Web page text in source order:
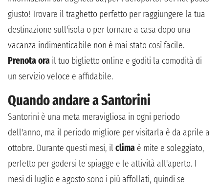
giusto! Trovare il traghetto perfetto per raggiungere la tua
destinazione sull'isola o per tornare a casa dopo una
vacanza indimenticabile non è mai stato così facile.
Prenota ora il tuo biglietto online e goditi la comodità di
un servizio veloce e affidabile.
Quando andare a Santorini
Santorini è una meta meravigliosa in ogni periodo
dell'anno, ma il periodo migliore per visitarla è da aprile a
ottobre. Durante questi mesi, il clima è mite e soleggiato,
perfetto per godersi le spiagge e le attività all'aperto. I
mesi di luglio e agosto sono i più affollati, quindi se